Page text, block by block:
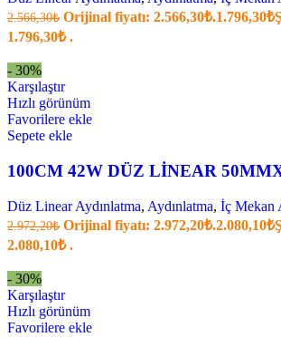
2.566,30₺ Orijinal fiyatı: 2.566,30₺.1.796,30₺
1.796,30₺ .
- 30%
Karşılaştır
Hızlı görünüm
Favorilere ekle
Sepete ekle
100CM 42W DÜZ LİNEAR
Düz Linear Aydınlatma, Aydınlatma, İç Mekan
2.972,20₺ Orijinal fiyatı: 2.972,20₺.2.080,10₺
2.080,10₺ .
- 30%
Karşılaştır
Hızlı görünüm
Favorilere ekle